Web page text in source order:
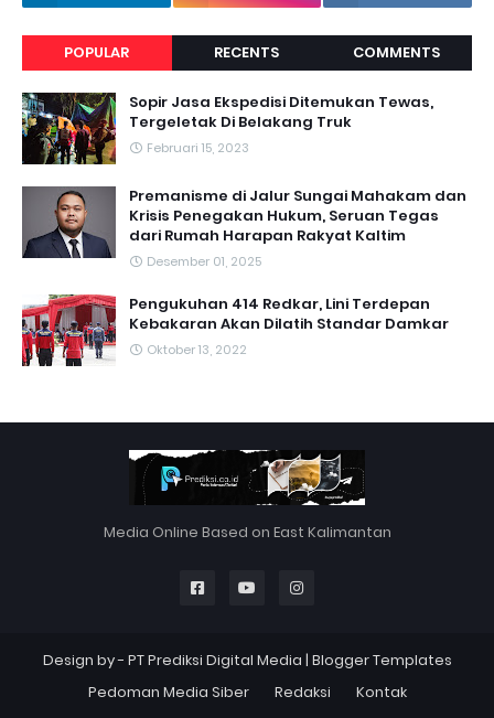
POPULAR RECENTS COMMENTS
Sopir Jasa Ekspedisi Ditemukan Tewas,
Tergeletak Di Belakang Truk
Februari 15, 2023
Premanisme di Jalur Sungai Mahakam dan
Krisis Penegakan Hukum, Seruan Tegas
dari Rumah Harapan Rakyat Kaltim
Desember 01, 2025
Pengukuhan 414 Redkar, Lini Terdepan
Kebakaran Akan Dilatih Standar Damkar
Oktober 13, 2022
Media Online Based on East Kalimantan
Design by - PT Prediksi Digital Media | Blogger Templates
Pedoman Media Siber
Redaksi Kontak